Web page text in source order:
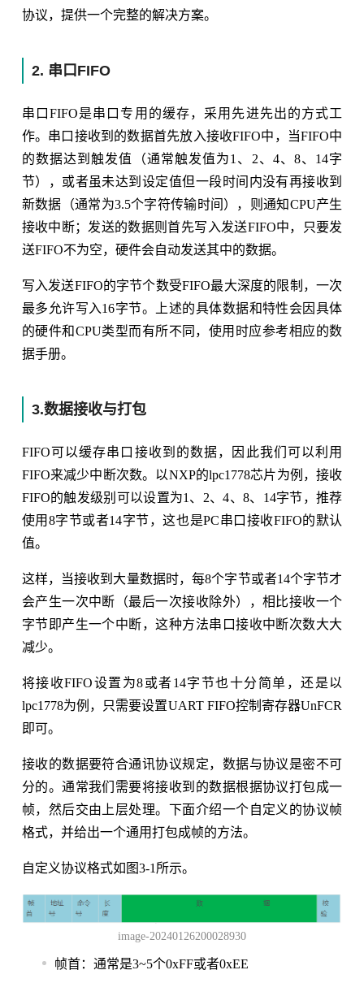
协议，提供一个完整的解决方案。
2. 串口FIFO
串口FIFO是串口专用的缓存，采用先进先出的方式工
作。串口接收到的数据首先放入接收FIFO中，当FIFO中
的数据达到触发值（通常触发值为1、2、4、8、14字
节），或者虽未达到设定值但一段时间内没有再接收到
新数据（通常为3.5个字符传输时间），则通知CPU产生
接收中断；发送的数据则首先写入发送FIFO中，只要发
送FIFO不为空，硬件会自动发送其中的数据。
写入发送FIFO的字节个数受FIFO最大深度的限制，一次
最多允许写入16字节。上述的具体数据和特性会因具体
的硬件和CPU类型而有所不同，使用时应参考相应的数
据手册。
3.数据接收与打包
FIFO可以缓存串口接收到的数据，因此我们可以利用
FIFO来减少中断次数。以NXP的lpc1778芯片为例，接收
FIFO的触发级别可以设置为1、2、4、8、14字节，推荐
使用8字节或者14字节，这也是PC串口接收FIFO的默认
值。
这样，当接收到大量数据时，每8个字节或者14个字节才
会产生一次中断（最后一次接收除外），相比接收一个
字节即产生一个中断，这种方法串口接收中断次数大大
减少。
将接收FIFO设置为8或者14字节也十分简单，还是以
lpc1778为例，只需要设置UART FIFO控制寄存器UnFCR
即可。
接收的数据要符合通讯协议规定，数据与协议是密不可
分的。通常我们需要将接收到的数据根据协议打包成一
帧，然后交由上层处理。下面介绍一个自定义的协议帧
格式，并给出一个通用打包成帧的方法。
自定义协议格式如图3-1所示。
image-20240126200028930
帧首：通常是3~5个0xFF或者0xEE